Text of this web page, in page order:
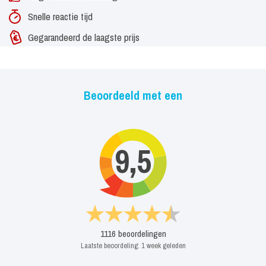
werken. Nyhoff kiest Angela Groothuizen als begeleider en samen
behalen ze de finale. 3,6 miljoen (3.600.000!) mensen zien hem de
muziekliefhebbers heeft hem in de armen gesloten. De originele
Boekingen Erwin Nyhoff
Het monstersucces van The Voice of Holland brengt hem opnieuw
langs alle plekken in Nederland. Hij blijft als solo-artiest (met
slechts een gitaar) optreden in cafés, op bruiloften en bij feesten –
met piepkleine podia heeft hij inmiddels oneindig veel ervaring
Snelle reactie tijd
Gegarandeerd de laagste prijs
Beoordeeld met een
9,5
1116 beoordelingen
Laatste beoordeling: 1 week geleden